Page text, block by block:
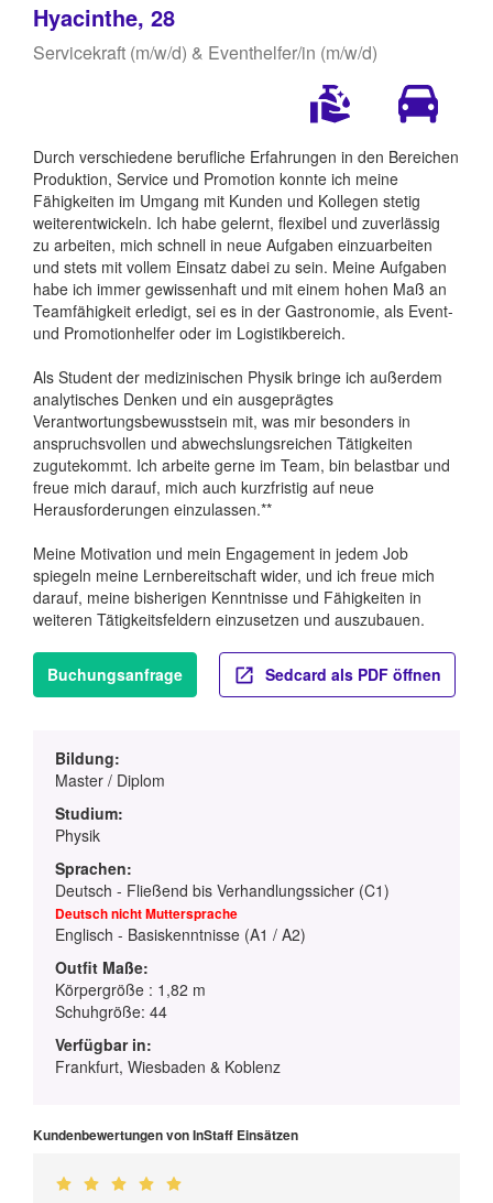
Hyacinthe, 28
Servicekraft (m/w/d) & Eventhelfer/in (m/w/d)
Durch verschiedene berufliche Erfahrungen in den Bereichen
Produktion, Service und Promotion konnte ich meine
Fähigkeiten im Umgang mit Kunden und Kollegen stetig
weiterentwickeln. Ich habe gelernt, flexibel und zuverlässig
zu arbeiten, mich schnell in neue Aufgaben einzuarbeiten
und stets mit vollem Einsatz dabei zu sein. Meine Aufgaben
habe ich immer gewissenhaft und mit einem hohen Maß an
Teamfähigkeit erledigt, sei es in der Gastronomie, als Event-
und Promotionhelfer oder im Logistikbereich.
Als Student der medizinischen Physik bringe ich außerdem
analytisches Denken und ein ausgeprägtes
Verantwortungsbewusstsein mit, was mir besonders in
anspruchsvollen und abwechslungsreichen Tätigkeiten
zugutekommt. Ich arbeite gerne im Team, bin belastbar und
freue mich darauf, mich auch kurzfristig auf neue
Herausforderungen einzulassen.**
Meine Motivation und mein Engagement in jedem Job
spiegeln meine Lernbereitschaft wider, und ich freue mich
darauf, meine bisherigen Kenntnisse und Fähigkeiten in
weiteren Tätigkeitsfeldern einzusetzen und auszubauen.
Buchungsanfrage Sedcard als PDF öffnen
Bildung:
Master / Diplom
Studium:
Physik
Sprachen:
Deutsch - Fließend bis Verhandlungssicher (C1)
Deutsch nicht Muttersprache
Englisch - Basiskenntnisse (A1 / A2)
Outfit Maße:
Körpergröße : 1,82 m
Schuhgröße: 44
Verfügbar in:
Frankfurt, Wiesbaden & Koblenz
Kundenbewertungen von InStaff Einsätzen